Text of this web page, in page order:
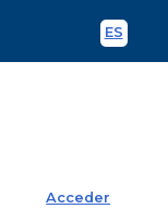
ES
Acceder